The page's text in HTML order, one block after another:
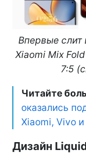
Впервые слит
Xiaomi Mix
7:5
Читайте
оказались
Xiaomi, Vivo
Дизайн